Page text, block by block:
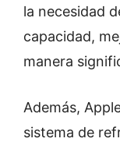
la necesidad
capacidad,
manera
Además,
sistema de